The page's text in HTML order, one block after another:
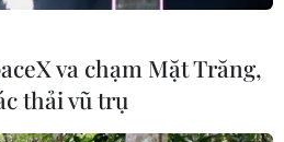
tiếp cận thị trường nếu
va chạm Mặt Trăng,
thải vũ trụ